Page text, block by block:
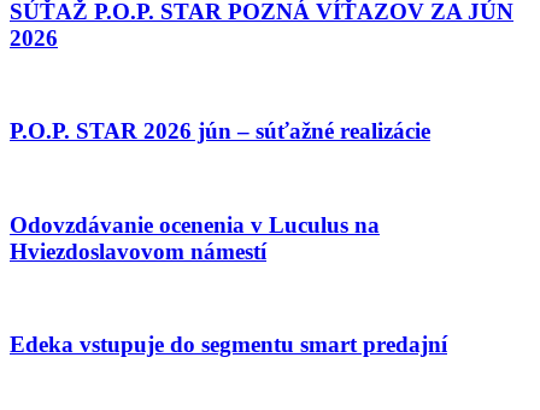
SÚŤAŽ P.O.P. STAR POZNÁ VÍŤAZOV ZA JÚN
2026
P.O.P. STAR 2026 jún – súťažné realizácie
Odovzdávanie ocenenia v Luculus na
Hviezdoslavovom námestí
Edeka vstupuje do segmentu smart predajní